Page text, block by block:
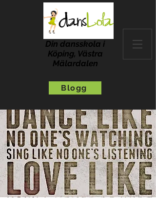
Din dansskola i
Köping, Västra
Mälardalen
Blogg